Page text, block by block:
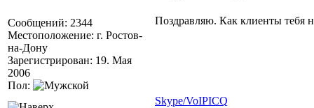
Сообщений: 2344
Местоположение: г. Ростов-
на-Дону
Зарегистрирован: 19. Мая
2006
Пол:
Поздравляю. Как клиенты тебя
Skype/VoIPICQ